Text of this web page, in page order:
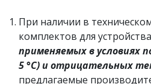
При наличии в
комплектов для
применяемых в условиях
5 °С) и отрицательных
предлагаемые